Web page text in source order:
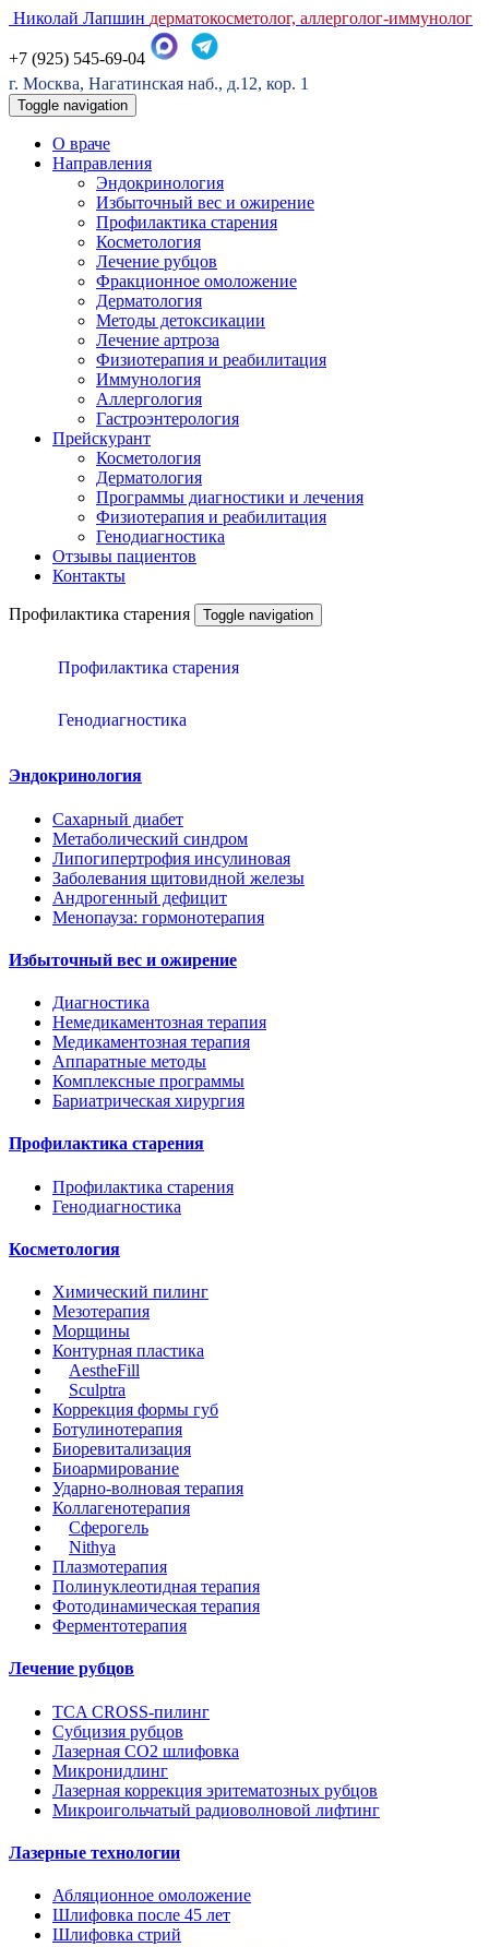
Николай Лапшин дерматокосметолог, аллерголог-иммунолог
+7 (925) 545-69-04
г. Москва, Нагатинская наб., д.12, кор. 1
Toggle navigation
О враче
Направления
Эндокринология
Избыточный вес и ожирение
Профилактика старения
Косметология
Лечение рубцов
Фракционное омоложение
Дерматология
Методы детоксикации
Лечение артроза
Физиотерапия и реабилитация
Иммунология
Аллергология
Гастроэнтерология
Прейскурант
Косметология
Дерматология
Программы диагностики и лечения
Физиотерапия и реабилитация
Генодиагностика
Отзывы пациентов
Контакты
Профилактика старения Toggle navigation
Профилактика старения
Генодиагностика
Эндокринология
Сахарный диабет
Метаболический синдром
Липогипертрофия инсулиновая
Заболевания щитовидной железы
Андрогенный дефицит
Менопауза: гормонотерапия
Избыточный вес и ожирение
Диагностика
Немедикаментозная терапия
Медикаментозная терапия
Аппаратные методы
Комплексные программы
Бариатрическая хирургия
Профилактика старения
Профилактика старения
Генодиагностика
Косметология
Химический пилинг
Мезотерапия
Морщины
Контурная пластика
AestheFill
Sculptrа
Коррекция формы губ
Ботулинотерапия
Биоревитализация
Биоармирование
Ударно-волновая терапия
Коллагенотерапия
Сферогель
Nithya
Плазмотерапия
Полинуклеотидная терапия
Фотодинамическая терапия
Ферментотерапия
Лечение рубцов
TCA CROSS-пилинг
Субцизия рубцов
Лазерная СО2 шлифовка
Микронидлинг
Лазерная коррекция эритематозных рубцов
Микроигольчатый радиоволновой лифтинг
Лазерные технологии
Абляционное омоложение
Шлифовка после 45 лет
Шлифовка стрий